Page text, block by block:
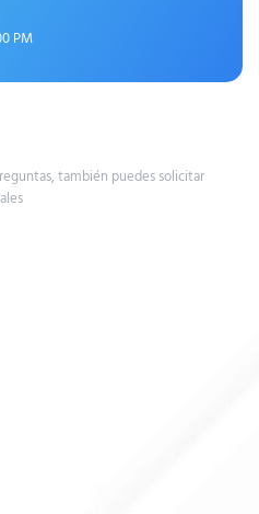
PM
también puedes solicitar